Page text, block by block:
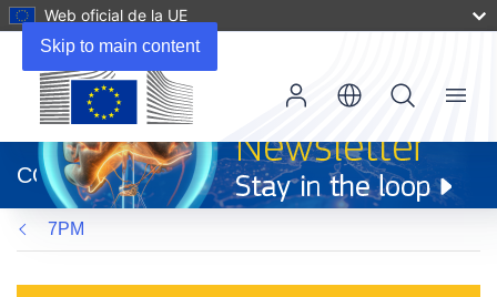
Skip to main content
Web oficial de la UE
abrirá
en
una
nueva
ventana)
CORDIS
Menu
7PM